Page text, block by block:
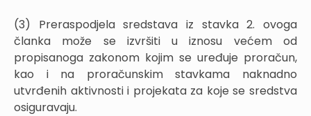
(3) Preraspodjela sredstava iz stavka 2. ovoga
članka može se izvršiti u iznosu većem od
propisanoga zakonom kojim se uređuje proračun,
kao i na proračunskim stavkama naknadno
utvrđenih aktivnosti i projekata za koje se sredstva
osiguravaju.